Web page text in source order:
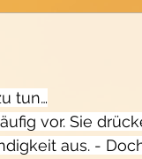
tun…
vor. Sie
aus. -